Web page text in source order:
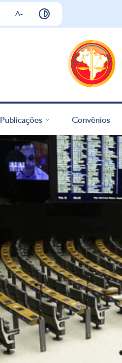
A-
Publicações Convênios